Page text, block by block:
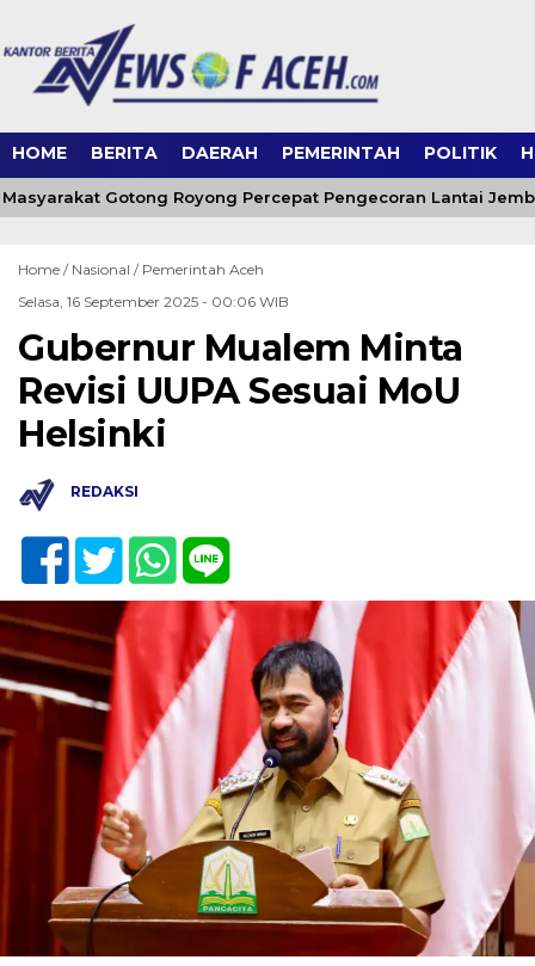
HOME BERITA DAERAH PEMERINTAH POLITIK
Gotong Royong Percepat Pengecoran Lantai
Home / Nasional / Pemerintah Aceh
Selasa, 16 September 2025 - 00:06 WIB
Gubernur Mualem Minta
Revisi UUPA Sesuai MoU
Helsinki
REDAKSI